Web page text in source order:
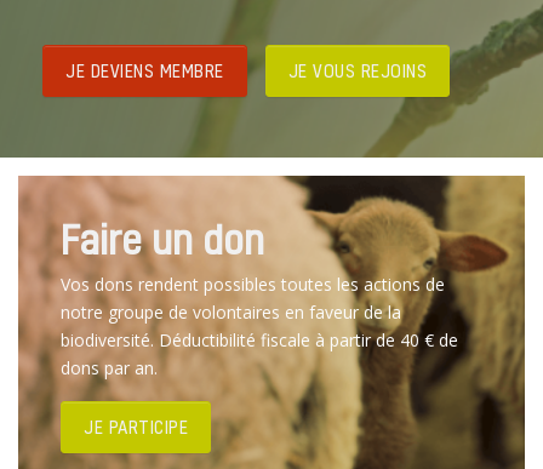
JE DEVIENS MEMBRE JE VOUS REJOINS
Faire un don
Vos dons rendent possibles toutes les actions de
notre groupe de volontaires en faveur de la
biodiversité. Déductibilité fiscale à partir de 40 € de
dons par an.
JE PARTICIPE